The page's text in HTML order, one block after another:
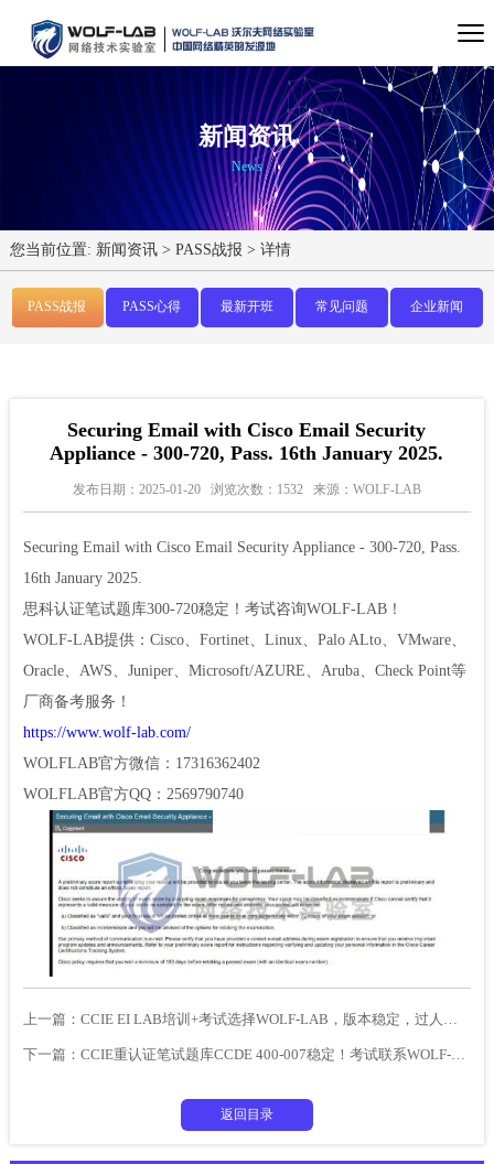
新闻资讯
News
您当前位置: 新闻资讯> PASS战报 > 详情
PASS战报 PASS心得 最新开班 常见问题 企业新闻
Securing Email with Cisco Email Security
Appliance - 300-720, Pass. 16th January 2025.
发布日期：2025-01-20 浏览次数：1532 来源：WOLF-LAB
Securing Email with Cisco Email Security Appliance - 300-720, Pass.
16th January 2025.
思科认证笔试题库300-720稳定！考试咨询WOLF-LAB！
WOLF-LAB提供：Cisco、Fortinet、Linux、Palo ALto、VMware、
Oracle、AWS、Juniper、Microsoft/AZURE、Aruba、Check Point等
厂商备考服务！
https://www.wolf-lab.com/
WOLFLAB官方微信：17316362402
WOLFLAB官方QQ：2569790740
上一篇： CCIE EI LAB培训+考试选择WOLF-LAB，版本稳定，过人多！
下一篇： CCIE重认证笔试题库CCDE 400-007稳定！考试联系WOLF-LAB！
返回目录